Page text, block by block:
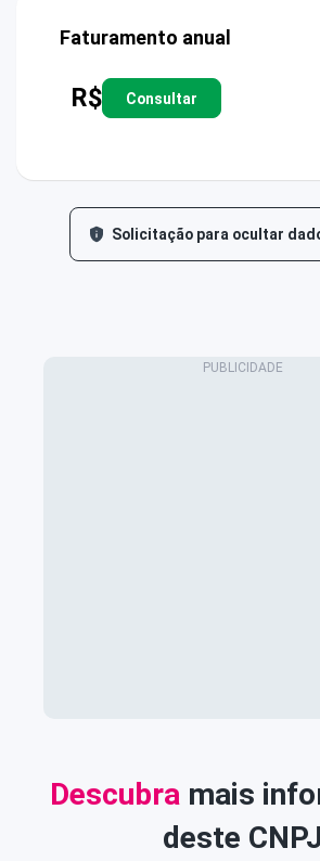
Faturamento anual
R$ Consultar
Solicitação para ocultar
Descubra mais
deste CNPJ